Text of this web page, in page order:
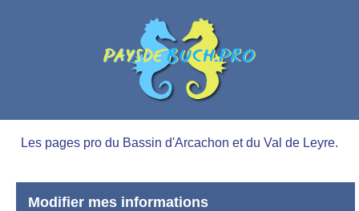
Les pages pro du Bassin d'Arcachon et du Val de Leyre.
Modifier mes informations